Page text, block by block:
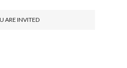
ARE INVITED